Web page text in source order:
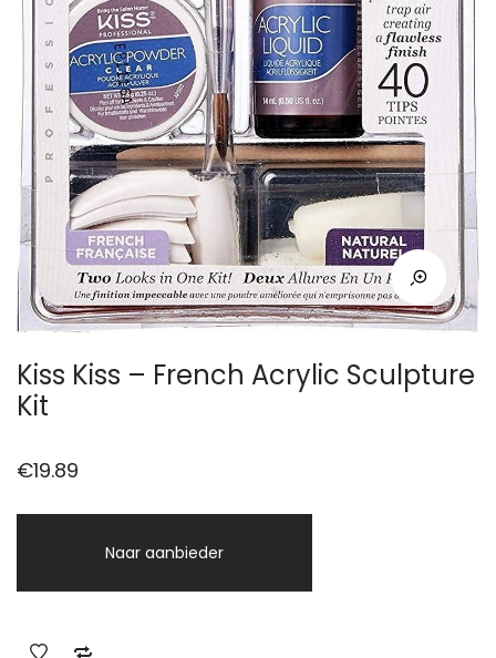
Kiss Kiss – French Acrylic Sculpture
Kit
€19.89
Naar aanbieder